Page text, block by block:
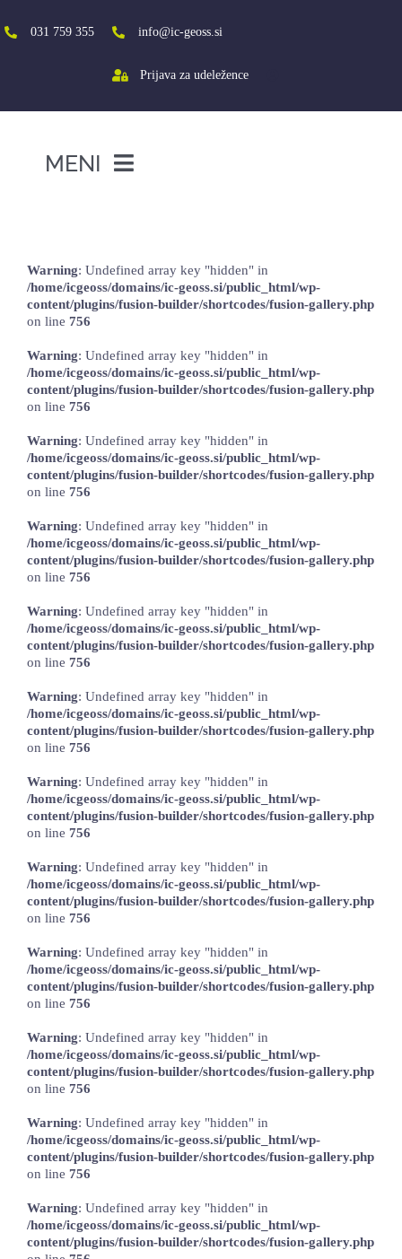
to
content
031 759 355 info@ic-geoss.si
Prijava za udeležence
MENI
VIŠJA ŠOLA
SREDNJA ŠOLA
PROJEKTI
SOCIALNA AKTIVACIJA+
TEČAJI
KNJIŽNICA
60-LETNICA
Warning: Undefined array key "hidden" in
/home/icgeoss/domains/ic-geoss.si/public_html/wp-
content/plugins/fusion-builder/shortcodes/fusion-gallery.php
on line 756
Warning: Undefined array key "hidden" in
/home/icgeoss/domains/ic-geoss.si/public_html/wp-
content/plugins/fusion-builder/shortcodes/fusion-gallery.php
on line 756
Warning: Undefined array key "hidden" in
/home/icgeoss/domains/ic-geoss.si/public_html/wp-
content/plugins/fusion-builder/shortcodes/fusion-gallery.php
on line 756
Warning: Undefined array key "hidden" in
/home/icgeoss/domains/ic-geoss.si/public_html/wp-
content/plugins/fusion-builder/shortcodes/fusion-gallery.php
on line 756
Warning: Undefined array key "hidden" in
/home/icgeoss/domains/ic-geoss.si/public_html/wp-
content/plugins/fusion-builder/shortcodes/fusion-gallery.php
on line 756
Warning: Undefined array key "hidden" in
/home/icgeoss/domains/ic-geoss.si/public_html/wp-
content/plugins/fusion-builder/shortcodes/fusion-gallery.php
on line 756
Warning: Undefined array key "hidden" in
/home/icgeoss/domains/ic-geoss.si/public_html/wp-
content/plugins/fusion-builder/shortcodes/fusion-gallery.php
on line 756
Warning: Undefined array key "hidden" in
/home/icgeoss/domains/ic-geoss.si/public_html/wp-
content/plugins/fusion-builder/shortcodes/fusion-gallery.php
on line 756
Warning: Undefined array key "hidden" in
/home/icgeoss/domains/ic-geoss.si/public_html/wp-
content/plugins/fusion-builder/shortcodes/fusion-gallery.php
on line 756
Warning: Undefined array key "hidden" in
/home/icgeoss/domains/ic-geoss.si/public_html/wp-
content/plugins/fusion-builder/shortcodes/fusion-gallery.php
on line 756
Warning: Undefined array key "hidden" in
/home/icgeoss/domains/ic-geoss.si/public_html/wp-
content/plugins/fusion-builder/shortcodes/fusion-gallery.php
on line 756
Warning: Undefined array key "hidden" in
/home/icgeoss/domains/ic-geoss.si/public_html/wp-
content/plugins/fusion-builder/shortcodes/fusion-gallery.php